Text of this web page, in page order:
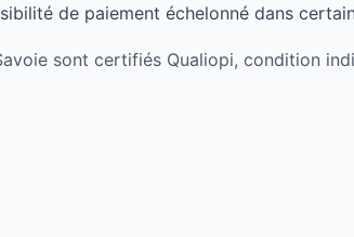
de paiement échelonné dans
sont certifiés Qualiopi, condition